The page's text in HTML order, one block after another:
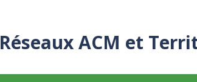
Réseaux ACM et